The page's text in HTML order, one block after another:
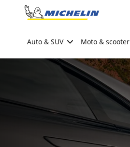
Go to page content
Auto & SUV Moto & scooter